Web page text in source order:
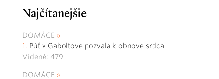
Najčítanejšie
DOMÁCE
Púť v Gaboltove pozvala k obnove srdca
Videné: 479
DOMÁCE